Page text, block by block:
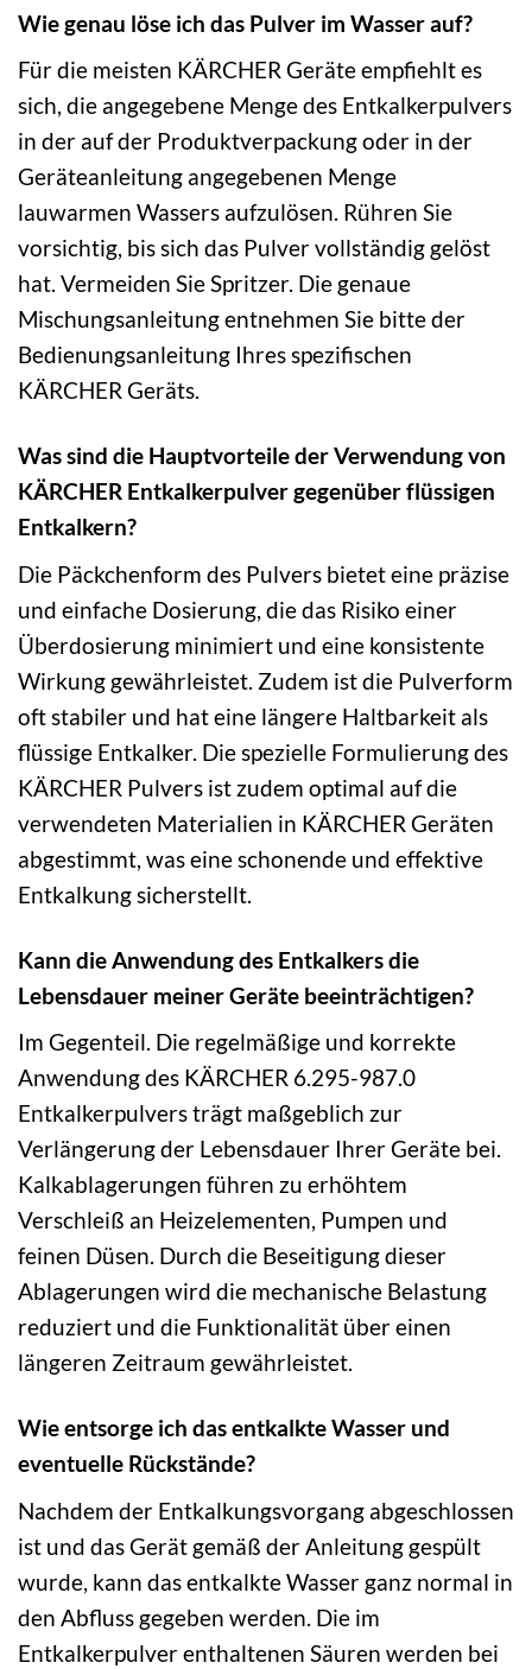
Wie genau löse ich das Pulver im Wasser auf?
Für die meisten KÄRCHER Geräte empfiehlt es
sich, die angegebene Menge des Entkalkerpulvers
in der auf der Produktverpackung oder in der
Geräteanleitung angegebenen Menge
lauwarmen Wassers aufzulösen. Rühren Sie
vorsichtig, bis sich das Pulver vollständig gelöst
hat. Vermeiden Sie Spritzer. Die genaue
Mischungsanleitung entnehmen Sie bitte der
Bedienungsanleitung Ihres spezifischen
KÄRCHER Geräts.
Was sind die Hauptvorteile der Verwendung von
KÄRCHER Entkalkerpulver gegenüber flüssigen
Entkalkern?
Die Päckchenform des Pulvers bietet eine präzise
und einfache Dosierung, die das Risiko einer
Überdosierung minimiert und eine konsistente
Wirkung gewährleistet. Zudem ist die Pulverform
oft stabiler und hat eine längere Haltbarkeit als
flüssige Entkalker. Die spezielle Formulierung des
KÄRCHER Pulvers ist zudem optimal auf die
verwendeten Materialien in KÄRCHER Geräten
abgestimmt, was eine schonende und effektive
Entkalkung sicherstellt.
Kann die Anwendung des Entkalkers die
Lebensdauer meiner Geräte beeinträchtigen?
Im Gegenteil. Die regelmäßige und korrekte
Anwendung des KÄRCHER 6.295-987.0
Entkalkerpulvers trägt maßgeblich zur
Verlängerung der Lebensdauer Ihrer Geräte bei.
Kalkablagerungen führen zu erhöhtem
Verschleiß an Heizelementen, Pumpen und
feinen Düsen. Durch die Beseitigung dieser
Ablagerungen wird die mechanische Belastung
reduziert und die Funktionalität über einen
längeren Zeitraum gewährleistet.
Wie entsorge ich das entkalkte Wasser und
eventuelle Rückstände?
Nachdem der Entkalkungsvorgang abgeschlossen
ist und das Gerät gemäß der Anleitung gespült
wurde, kann das entkalkte Wasser ganz normal in
den Abfluss gegeben werden. Die im
Entkalkerpulver enthaltenen Säuren werden bei